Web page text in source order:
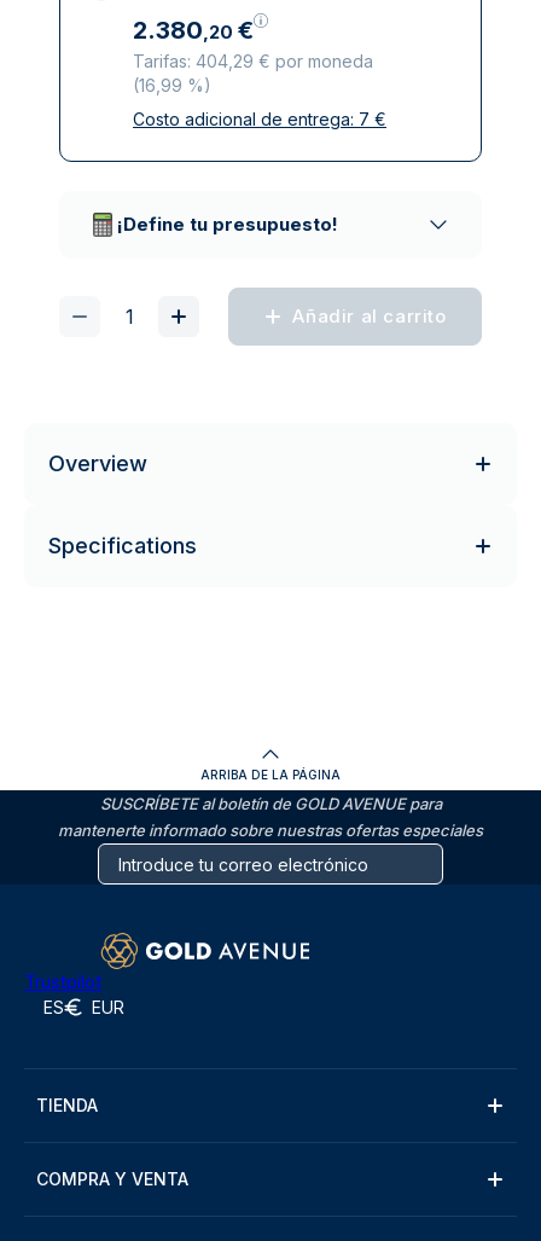
2.380,20 €
Tarifas: 404,29 € por moneda
(16,99 %)
Impuestos incluidos
Costo adicional de entrega: 7 €
¡Define tu presupuesto!
Añadir al carrito
Overview
Specifications
ARRIBA DE LA PÁGINA
SUSCRÍBETE al boletín de GOLD AVENUE para
mantenerte informado sobre nuestras ofertas especiales
Trustpilot
ES EUR
TIENDA
COMPRA Y VENTA